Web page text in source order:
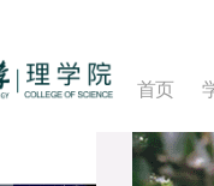
首页